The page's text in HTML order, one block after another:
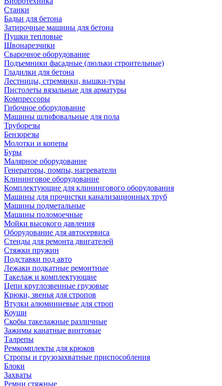
Станки
Бадьи для бетона
Затирочные машины для бетона
Пушки тепловые
Швонарезчики
Сварочное оборудование
Подъемники фасадные (люльки строительные)
Гладилки для бетона
Лестницы, стремянки, вышки-туры
Пистолеты вязальные для арматуры
Компрессоры
Гибочное оборудование
Машины шлифовальные для пола
Труборезы
Бензорезы
Молотки и коперы
Буры
Малярное оборудование
Генераторы, помпы, нагреватели
Клининговое оборудование
Комплектующие для клинингового оборудования
Машины для прочистки канализационных труб
Машины подметальные
Машины поломоечные
Мойки высокого давления
Оборудование для автосервиса
Стенды для ремонта двигателей
Стяжки пружин
Подставки под авто
Лежаки подкатные ремонтные
Такелаж и комплектующие
Цепи круглозвенные грузовые
Крюки, звенья для стропов
Втулки алюминиевые для строп
Коуши
Скобы такелажные различные
Зажимы канатные винтовые
Талрепы
Ремкомплекты для крюков
Стропы и грузозахватные приспособления
Блоки
Захваты
Ремни стяжные